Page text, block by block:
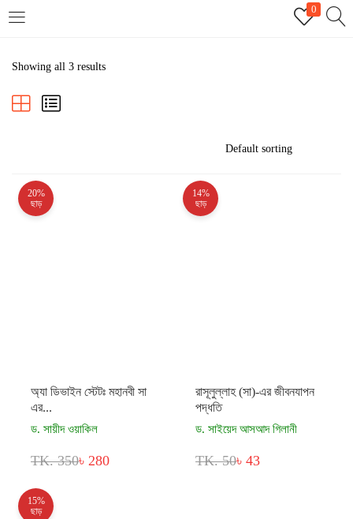
0
REGISTER
Showing all 3 results
20%
ছাড়
অ্যা ডিভাইন স্টেটঃ মহানবী সা
এর...
ড. সায়ীদ ওয়াকিল
TK. 350৳ 280
14%
ছাড়
রাসূলুল্লাহ (সা)-এর জীবনযাপন
পদ্ধতি
ড. সাইয়েদ আসআদ গিলানী
TK. 50৳ 43
15%
ছাড়